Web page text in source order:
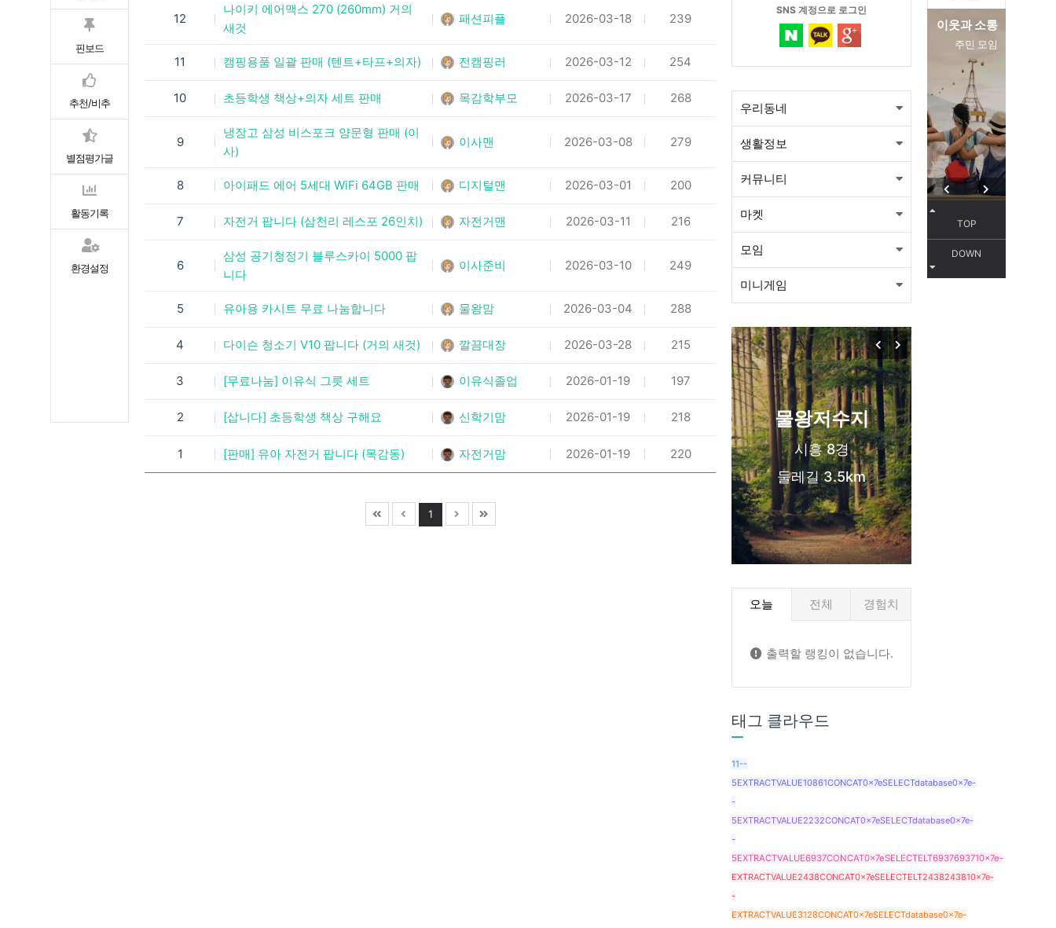
핀보드
추천/비추
별점평가글
활동기록
환경설정
이웃과 소통
주민 모임
TOP
DOWN
12
나이키 에어맥스 270 (260mm) 거의
새것
패션피플 2026-03-18 239
11 캠핑용품 일괄 판매 (텐트+타프+의자) 전캠핑러 2026-03-12 254
10 초등학생 책상+의자 세트 판매 목감학부모 2026-03-17 268
9
냉장고 삼성 비스포크 양문형 판매 (이
사)
이사맨 2026-03-08 279
8 아이패드 에어 5세대 WiFi 64GB 판매 디지털맨 2026-03-01 200
7 자전거 팝니다 (삼천리 레스포 26인치) 자전거맨 2026-03-11 216
6
삼성 공기청정기 블루스카이 5000 팝
니다
이사준비 2026-03-10 249
5 유아용 카시트 무료 나눔합니다 물왕맘 2026-03-04 288
4 다이슨 청소기 V10 팝니다 (거의 새것) 깔끔대장 2026-03-28 215
3 [무료나눔] 이유식 그릇 세트 이유식졸업 2026-01-19 197
2 [삽니다] 초등학생 책상 구해요 신학기맘 2026-01-19 218
1 [판매] 유아 자전거 팝니다 (목감동) 자전거맘 2026-01-19 220
1
SNS 계정으로 로그인
우리동네
생활정보
커뮤니티
마켓
모임
미니게임
물왕저수지
시흥 8경
둘레길 3.5km
오늘 전체 경험치
출력할 랭킹이 없습니다.
태그 클라우드
11--
5EXTRACTVALUE10861CONCAT0x7eSELECTdatabase0x7e-
-
5EXTRACTVALUE2232CONCAT0x7eSELECTdatabase0x7e-
-
5EXTRACTVALUE6937CONCAT0x7eSELECTELT6937693710x7e-
EXTRACTVALUE2438CONCAT0x7eSELECTELT2438243810x7e-
-
EXTRACTVALUE3128CONCAT0x7eSELECTdatabase0x7e-